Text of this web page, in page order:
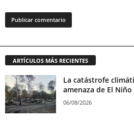
ARTÍCULOS MÁS RECIENTES
La catástrofe
amenaza de El Niño
06/08/2026